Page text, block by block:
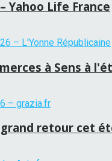
Yahoo Life France
à Sens à
retour cet